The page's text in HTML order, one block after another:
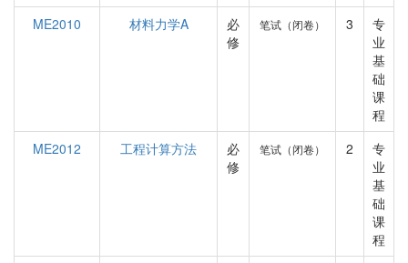
ME2010
材料力学A
必
修
笔试（闭卷） 3
专
业
基
础
课
程
ME2012
工程计算方法
必
修
笔试（闭卷） 2
专
业
基
础
课
程